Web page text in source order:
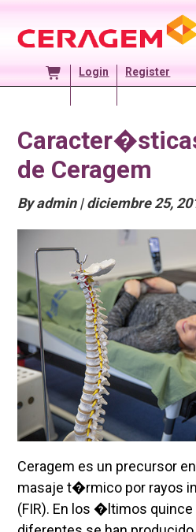
content
Login Register
de Ceragem
By admin | Posted
diciembre 25,
Ceragem es un precursor
masaje t�rmico por rayos
(FIR). En los �ltimos